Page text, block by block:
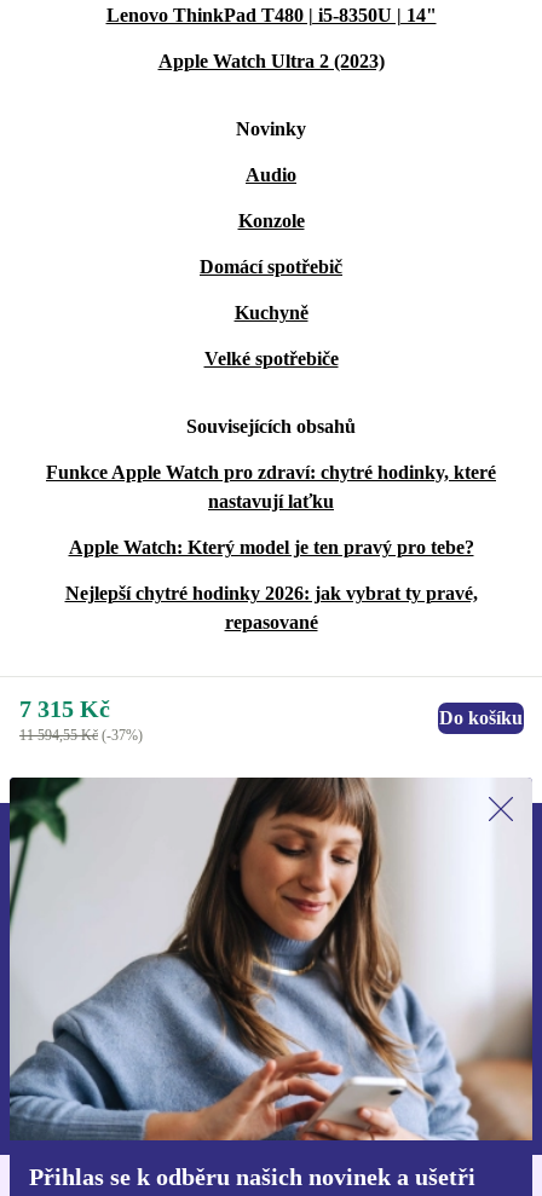
Lenovo ThinkPad T480 | i5-8350U | 14"
Apple Watch Ultra 2 (2023)
Novinky
Audio
Konzole
Domácí spotřebič
Kuchyně
Velké spotřebiče
Souvisejících obsahů
Funkce Apple Watch pro zdraví: chytré hodinky, které
nastavují laťku
Apple Watch: Který model je ten pravý pro tebe?
Nejlepší chytré hodinky 2026: jak vybrat ty pravé,
repasované
7 315 Kč
11 594,55 Kč (-37%)
Do košíku
Přihlas se k odběru našich novinek a ušetři
Přihlas se k odběru našich novinek a
ušetři 400 Kč!
Už nikdy nepromeškej žádnou nabídku.
Chci voucher
Informace o použití osobních údajů najdeš v našich
Zásadách ochrany osobních údajů.